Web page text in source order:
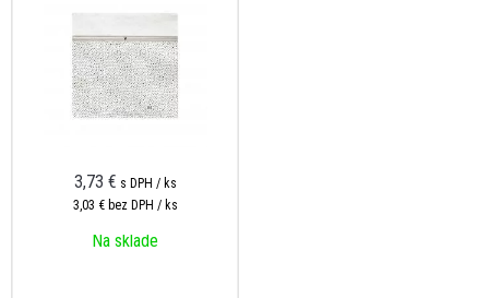
3,73 € s DPH / ks
3,03 € bez DPH / ks
Na sklade